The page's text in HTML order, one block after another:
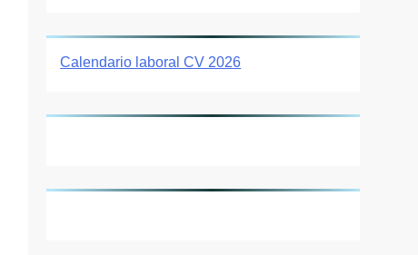
Calendario laboral CV 2026